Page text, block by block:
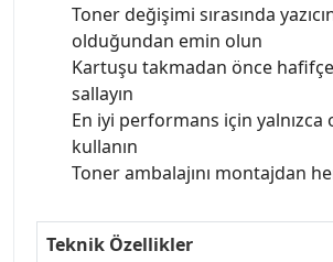
Toner değişimi sırasında
olduğundan emin olun
Kartuşu takmadan önce
sallayın
En iyi performans için
kullanın
Toner ambalajını montajdan
Teknik Özellikler